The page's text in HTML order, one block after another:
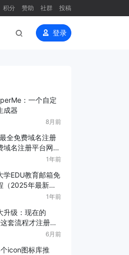
积分 赞助 社群 投稿
登录
：一个自定
成器
8月前
全免费域名注册
域名注册平台网站
更新，建议收藏）
1年前
学EDU教育邮箱免
（2025年最新
1年前
升级：现在的
套流程才注册得
测）
6月前
icon图标库推